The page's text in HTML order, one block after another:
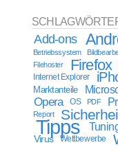
Add-ons
Betriebssystem
Filehoster Firefox
Internet Explorer
Marktanteile
Opera OS PDF
Report
Tipps
Virus Wettbewerbe